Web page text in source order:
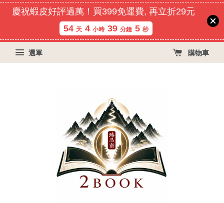
慶祝蝦皮好評過萬！買399免運費, 再立折29元
54 天 4 小時 39 分鐘 5 秒
選單 購物車